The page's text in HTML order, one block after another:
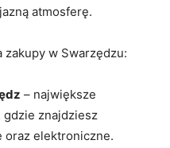
atmosferę.
zakupy w Swarzędzu:
– największe
gdzie znajdziesz
oraz elektroniczne.